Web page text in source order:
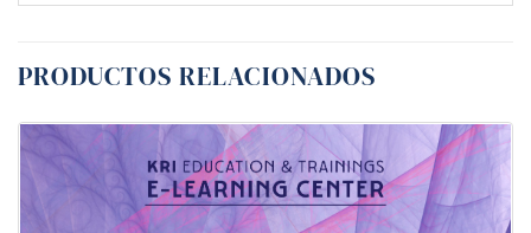
PRODUCTOS RELACIONADOS